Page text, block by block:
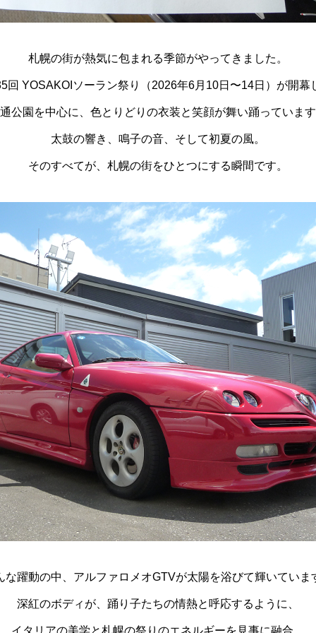
札幌の街が熱気に包まれる季節がやってきました。
回 YOSAKOIソーラン祭り（2026年6月10日〜14日）が開幕
公園を中心に、色とりどりの衣装と笑顔が舞い踊っていま
太鼓の響き、鳴子の音、そして初夏の風。
そのすべてが、札幌の街をひとつにする瞬間です。
な躍動の中、アルファロメオGTVが太陽を浴びて輝いていま
深紅のボディが、踊り子たちの情熱と呼応するように、
イタリアの美学と札幌の祭りのエネルギーを見事に融合。